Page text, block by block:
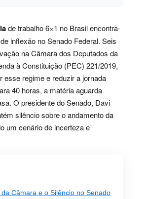
de trabalho 6×1 no Brasil encontra-
inflexão no Senado Federal. Seis
na Câmara dos Deputados da
à Constituição (PEC) 221/2019,
esse regime e reduzir a jornada
40 horas, a matéria aguarda
O presidente do Senado, Davi
silêncio sobre o andamento da
um cenário de incerteza e
da Câmara e o Silêncio no Senado